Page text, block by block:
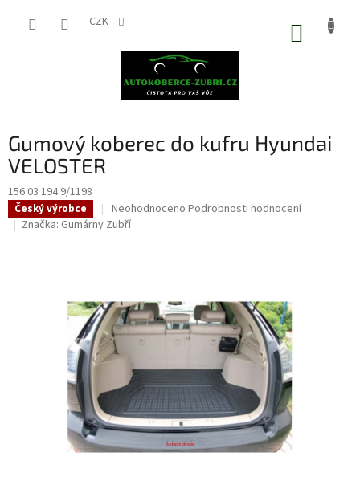
CZK
Gumový koberec do kufru Hyundai
VELOSTER
156 03 194 9/1198
Český výrobce
Průměrné
hodnocení
5
hvězdiček.
Neohodnoceno Podrobnosti hodnocení
Značka: Gumárny Zubří